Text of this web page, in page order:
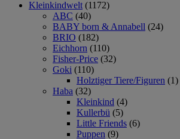
Kleinkindwelt (1172)
ABC (40)
BABY born & Annabell (24)
BRIO (182)
Eichhorn (110)
Fisher-Price (32)
Goki (110)
Holztiger Tiere/Figuren (1)
Haba (32)
Kleinkind (4)
Kullerbü (5)
Little Friends (6)
Puppen (9)